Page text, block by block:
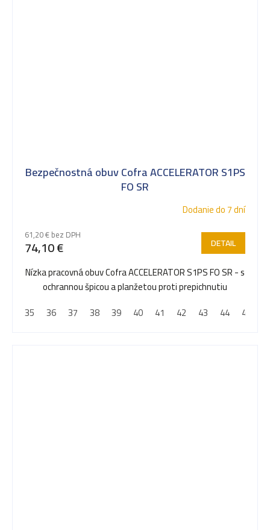
Bezpečnostná obuv Cofra ACCELERATOR S1PS
FO SR
Dodanie do 7 dní
61,20 € bez DPH
74,10 € DETAIL
Nízka pracovná obuv Cofra ACCELERATOR S1PS FO SR - s
ochrannou špicou a planžetou proti prepichnutiu
35
36 37 38 39 40 41 42 43 44 45